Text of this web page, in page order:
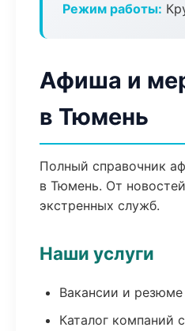
Режим работы:
Афиша и
в Тюмень
Полный справочник
в Тюмень. От
экстренных служб.
Наши услуги
Вакансии и резюме
Каталог компаний